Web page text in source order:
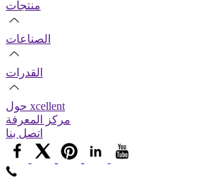
منتجات
الصناعات
القدرات
حول xcellent
مركز المعرفة
اتصل بنا